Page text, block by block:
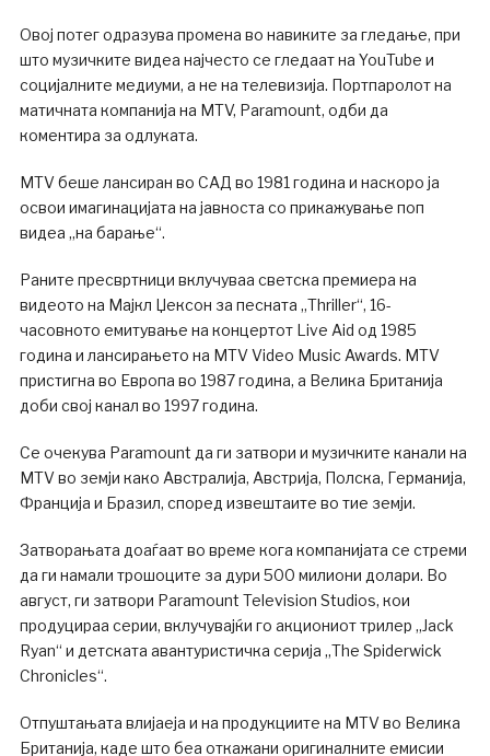
Овој потег одразува промена во навиките за гледање, при
што музичките видеа најчесто се гледаат на YouTube и
социјалните медиуми, а не на телевизија. Портпаролот на
матичната компанија на MTV, Paramount, одби да
коментира за одлуката.
MTV беше лансиран во САД во 1981 година и наскоро ја
освои имагинацијата на јавноста со прикажување поп
видеа „на барање“.
Раните пресвртници вклучуваа светска премиера на
видеото на Мајкл Џексон за песната „Thriller“, 16-
часовното емитување на концертот Live Aid од 1985
година и лансирањето на MTV Video Music Awards. MTV
пристигна во Европа во 1987 година, а Велика Британија
доби свој канал во 1997 година.
Се очекува Paramount да ги затвори и музичките канали на
MTV во земји како Австралија, Австрија, Полска, Германија,
Франција и Бразил, според извештаите во тие земји.
Затворањата доаѓаат во време кога компанијата се стреми
да ги намали трошоците за дури 500 милиони долари. Во
август, ги затвори Paramount Television Studios, кои
продуцираа серии, вклучувајќи го акциониот трилер „Jack
Ryan“ и детската авантуристичка серија „The Spiderwick
Chronicles“.
Отпуштањата влијаеја и на продукциите на MTV во Велика
Британија, каде што беа откажани оригиналните емисии